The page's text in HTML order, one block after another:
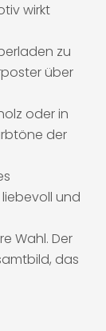
wirkt
zu
über
oder in
der
und
Wahl. Der
das